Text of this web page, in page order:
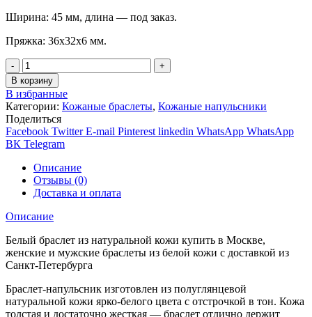
Ширина: 45 мм, длина — под заказ.
Пряжка: 36х32х6 мм.
Количество
В корзину
В избранные
Категории: Кожаные браслеты, Кожаные напульсники
Поделиться
Facebook Twitter E-mail Pinterest linkedin WhatsApp WhatsApp
ВК Telegram
Описание
Отзывы (0)
Доставка и оплата
Описание
Белый браслет из натуральной кожи купить в Москве,
женские и мужские браслеты из белой кожи с доставкой из
Санкт-Петербурга
Браслет-напульсник изготовлен из полуглянцевой
натуральной кожи ярко-белого цвета с отстрочкой в тон. Кожа
толстая и достаточно жесткая — браслет отлично держит